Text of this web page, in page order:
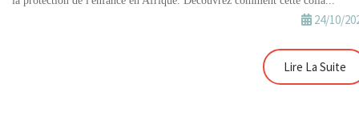
24/10/
Lire La Suite